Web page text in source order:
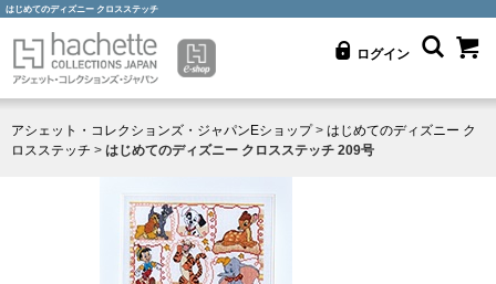
はじめてのディズニー クロスステッチ
ログイン
アシェット・コレクションズ・ジャパンEショップ> はじめてのディズニー ク
ロスステッチ > はじめてのディズニー クロスステッチ 209号